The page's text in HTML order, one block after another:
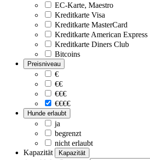
EC-Karte, Maestro
Kreditkarte Visa
Kreditkarte MasterCard
Kreditkarte American Express
Kreditkarte Diners Club
Bitcoins
Preisniveau
€
€€
€€€
€€€€
Hunde erlaubt
ja
begrenzt
nicht erlaubt
Kapazität
Kapazität